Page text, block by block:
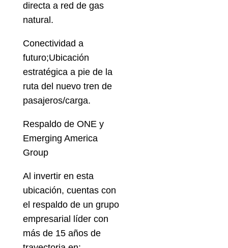
directa a red de gas
natural.
Conectividad a
futuro;Ubicación
estratégica a pie de la
ruta del nuevo tren de
pasajeros/carga.
Respaldo de ONE y
Emerging America
Group
Al invertir en esta
ubicación, cuentas con
el respaldo de un grupo
empresarial líder con
más de 15 años de